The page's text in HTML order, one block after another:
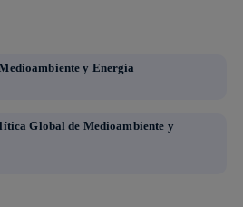
y Energía
Global de Medioambiente y